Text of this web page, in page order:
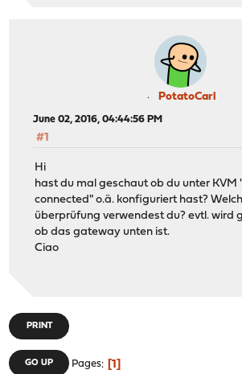
PotatoCarl
June 02, 2016, 04:44:56 PM
#1
Hi
hast du mal geschaut ob du unter KVM
connected" o.ä. konfiguriert hast?
überprüfung verwendest du? evtl. wird
ob das gateway unten ist.
Ciao
PRINT
GO UP Pages 1